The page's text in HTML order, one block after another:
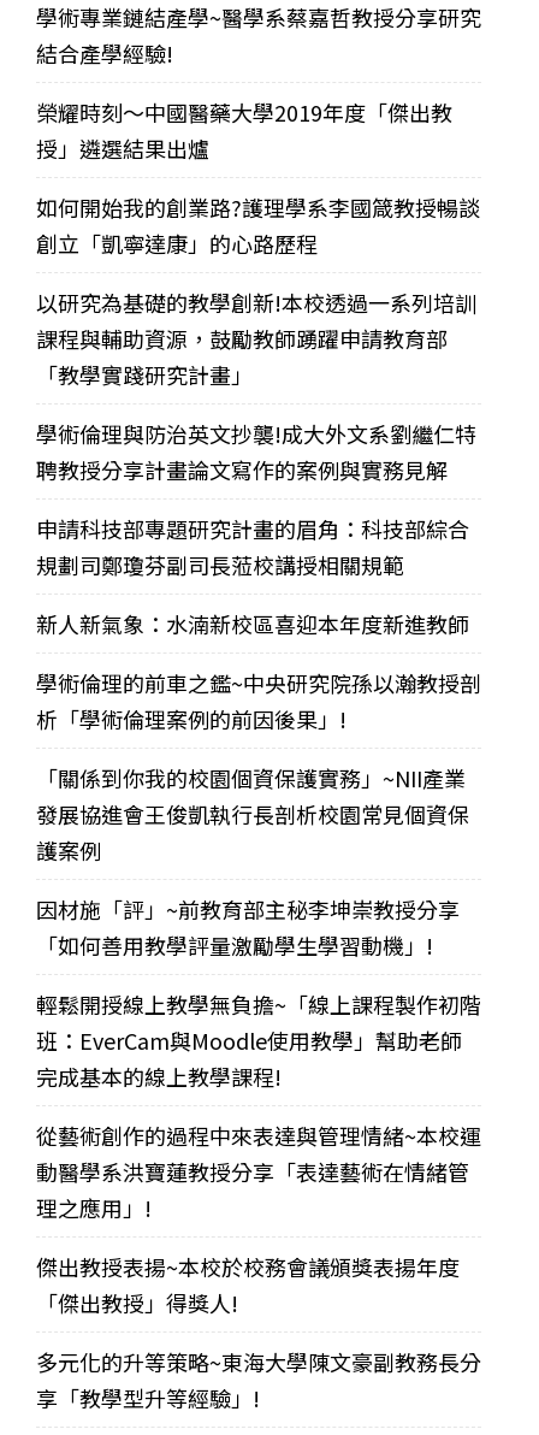
學術專業鏈結產學~醫學系蔡嘉哲教授分享研究
結合產學經驗!
榮耀時刻～中國醫藥大學2019年度「傑出教
授」遴選結果出爐
如何開始我的創業路?護理學系李國箴教授暢談
創立「凱寧達康」的心路歷程
以研究為基礎的教學創新!本校透過一系列培訓
課程與輔助資源，鼓勵教師踴躍申請教育部
「教學實踐研究計畫」
學術倫理與防治英文抄襲!成大外文系劉繼仁特
聘教授分享計畫論文寫作的案例與實務見解
申請科技部專題研究計畫的眉角：科技部綜合
規劃司鄭瓊芬副司長蒞校講授相關規範
新人新氣象：水湳新校區喜迎本年度新進教師
學術倫理的前車之鑑~中央研究院孫以瀚教授剖
析「學術倫理案例的前因後果」!
「關係到你我的校園個資保護實務」~NII產業
發展協進會王俊凱執行長剖析校園常見個資保
護案例
因材施「評」~前教育部主秘李坤崇教授分享
「如何善用教學評量激勵學生學習動機」!
輕鬆開授線上教學無負擔~「線上課程製作初階
班：EverCam與Moodle使用教學」幫助老師
完成基本的線上教學課程!
從藝術創作的過程中來表達與管理情緒~本校運
動醫學系洪寶蓮教授分享「表達藝術在情緒管
理之應用」!
傑出教授表揚~本校於校務會議頒獎表揚年度
「傑出教授」得獎人!
多元化的升等策略~東海大學陳文豪副教務長分
享「教學型升等經驗」!